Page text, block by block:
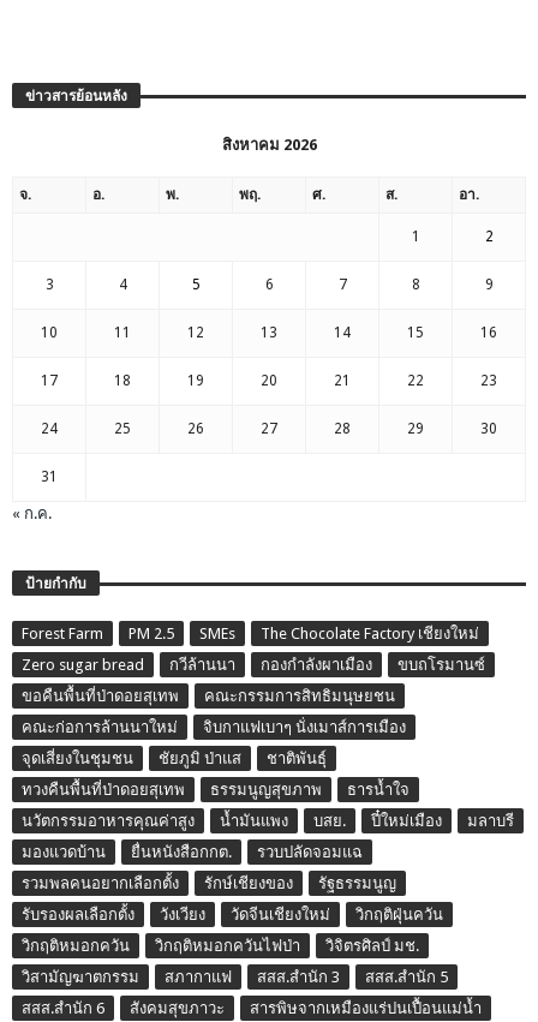
ข่าวสารย้อนหลัง
สิงหาคม 2026
จ. อ. พ. พฤ. ศ. ส. อา.
1 2
3 4 5 6 7 8 9
10 11 12 13 14 15 16
17 18 19 20 21 22 23
24 25 26 27 28 29 30
31
« ก.ค.
ป้ายกำกับ
Forest Farm PM 2.5 SMEs
The Chocolate Factory เชียงใหม่
Zero sugar bread
กวีล้านนา กองกำลังผาเมือง
ขบถโรมานซ์
ขอคืนพื้นที่ป่าดอยสุเทพ
คณะกรรมการสิทธิมนุษยชน
คณะก่อการล้านนาใหม่
จิบกาแฟเบาๆ นั่งเมาส์การเมือง
จุดเสี่ยงในชุมชน
ชัยภูมิ ป่าแส
ชาติพันธุ์
ทวงคืนพื้นที่ป่าดอยสุเทพ
ธรรมนูญสุขภาพ
ธารน้ำใจ
นวัตกรรมอาหารคุณค่าสูง
น้ำมันแพง บสย. ปี๋ใหม่เมือง
มลาบรี
มองแวดบ้าน
ยื่นหนังสือกกต.
รวบปลัดจอมแฉ
รวมพลคนอยากเลือกตั้ง
รักษ์เชียงของ
รัฐธรรมนูญ
รับรองผลเลือกตั้ง
วังเวียง วัดจีนเชียงใหม่
วิกฤติฝุ่นควัน
วิกฤติหมอกควัน
วิกฤติหมอกควันไฟป่า
วิจิตรศิลป์ มช.
วิสามัญฆาตกรรม
สภากาแฟ สสส.สำนัก 3
สสส.สำนัก 5
สสส.สำนัก 6
สังคมสุขภาวะ สารพิษจากเหมืองแร่ปนเปื้อนแม่น้ำ